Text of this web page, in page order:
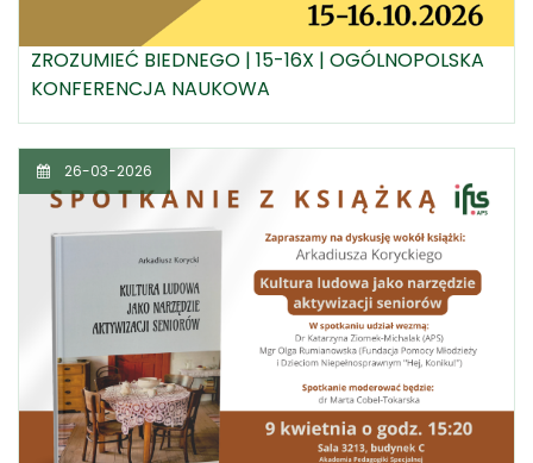
ZROZUMIEĆ BIEDNEGO | 15-16X | OGÓLNOPOLSKA
KONFERENCJA NAUKOWA
26-03-2026